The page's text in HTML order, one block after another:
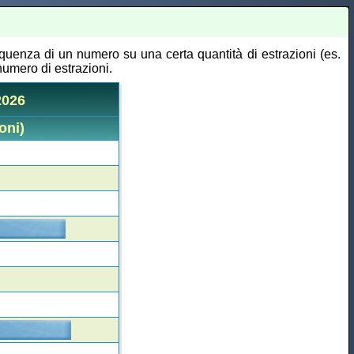
di un numero su una certa quantità di estrazioni (es.
di estrazioni.